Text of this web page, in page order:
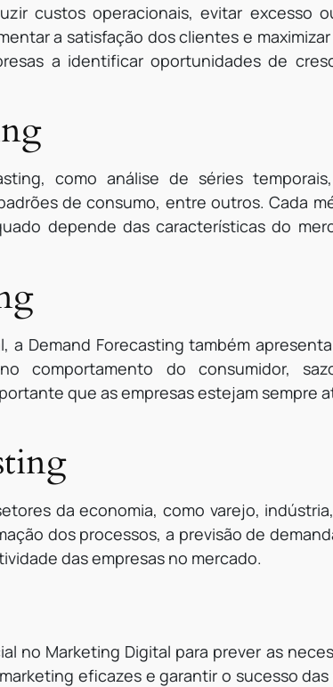
custos operacionais, evitar excesso
a satisfação dos clientes e maximizar
a identificar oportunidades de
como análise de séries
de consumo, entre outros. Cada
depende das características do
Demand Forecasting também
comportamento do consumidor,
que as empresas estejam sempre
da economia, como varejo,
dos processos, a previsão de
das empresas no mercado.
no Marketing Digital para prever as
eficazes e garantir o sucesso das